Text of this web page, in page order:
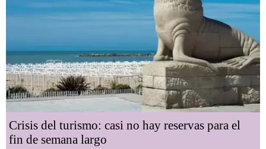
Crisis del turismo: casi no hay reservas para el
fin de semana largo